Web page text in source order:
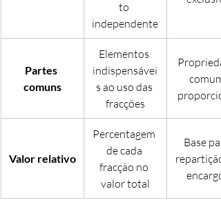
to
independente
Partes
comuns
Elementos
indispensávei
s ao uso das
fracções
comum
Valor relativo
Percentagem
de cada
fracção no
valor total
Base